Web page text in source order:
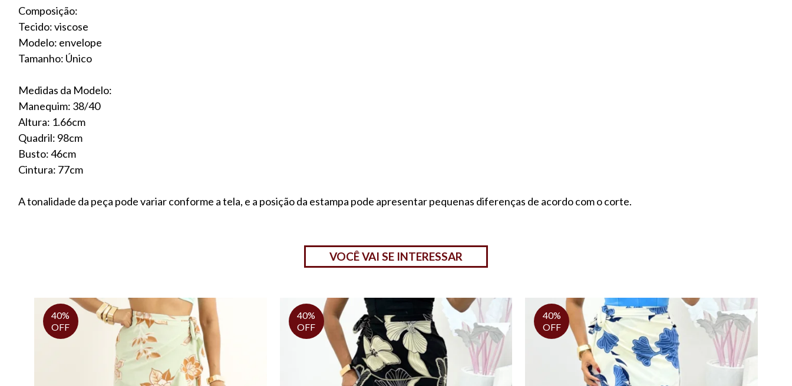
Composição:
Tecido: viscose
Modelo: envelope
Tamanho: Único
Medidas da Modelo:
Manequim: 38/40
Altura: 1.66cm
Quadril: 98cm
Busto: 46cm
Cintura: 77cm
A tonalidade da peça pode variar conforme a tela, e a posição da estampa pode apresentar pequenas diferenças de acordo com o corte.
VOCÊ VAI SE INTERESSAR
40%
OFF
40%
OFF
40%
OFF